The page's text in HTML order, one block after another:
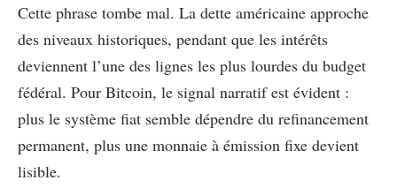
Cette phrase tombe mal. La dette américaine approche
des niveaux historiques, pendant que les intérêts
deviennent l’une des lignes les plus lourdes du budget
fédéral. Pour Bitcoin, le signal narratif est évident :
plus le système fiat semble dépendre du refinancement
permanent, plus une monnaie à émission fixe devient
lisible.